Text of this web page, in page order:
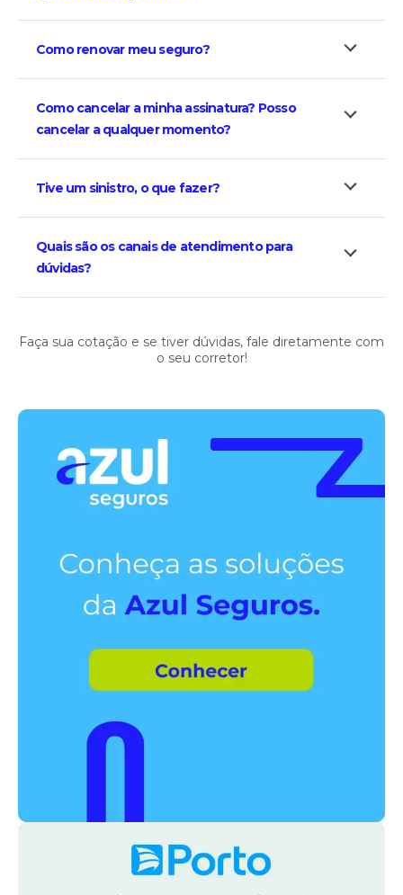
Como renovar meu seguro?
Como cancelar a minha assinatura? Posso
cancelar a qualquer momento?
Tive um sinistro, o que fazer?
Quais são os canais de atendimento para
dúvidas?
Faça sua cotação e se tiver dúvidas, fale diretamente com
o seu corretor!